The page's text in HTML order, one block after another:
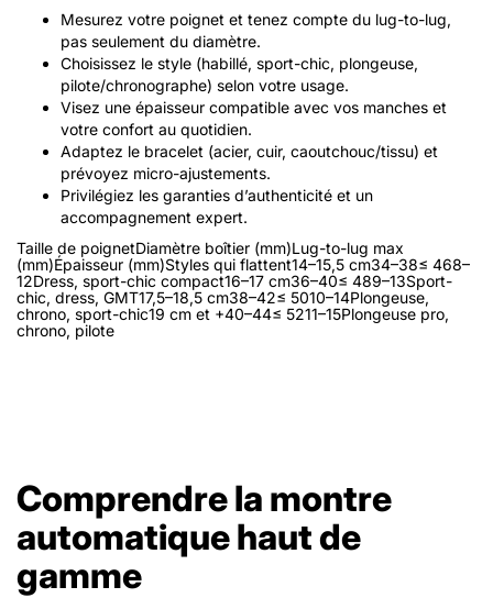
Mesurez votre poignet et tenez compte du lug-to-lug,
pas seulement du diamètre.
Choisissez le style (habillé, sport-chic, plongeuse,
pilote/chronographe) selon votre usage.
Visez une épaisseur compatible avec vos manches et
votre confort au quotidien.
Adaptez le bracelet (acier, cuir, caoutchouc/tissu) et
prévoyez micro-ajustements.
Privilégiez les garanties d’authenticité et un
accompagnement expert.
Taille de poignetDiamètre boîtier (mm)Lug-to-lug max
(mm)Épaisseur (mm)Styles qui flattent14–15,5 cm34–38≤ 468–
12Dress, sport-chic compact16–17 cm36–40≤ 489–13Sport-
chic, dress, GMT17,5–18,5 cm38–42≤ 5010–14Plongeuse,
chrono, sport-chic19 cm et +40–44≤ 5211–15Plongeuse pro,
chrono, pilote
Comprendre la montre
automatique haut de
gamme